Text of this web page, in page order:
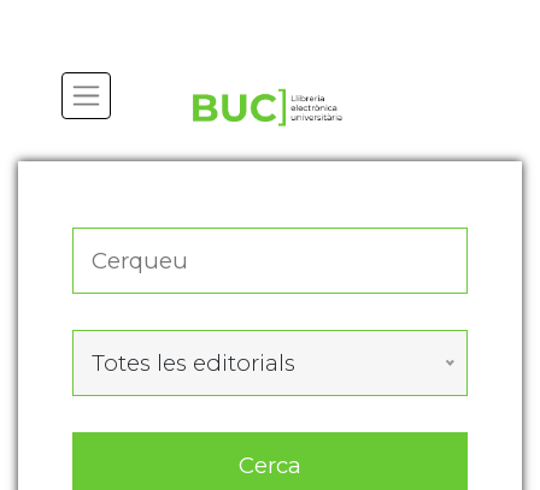
Totes les editorials
Cerca